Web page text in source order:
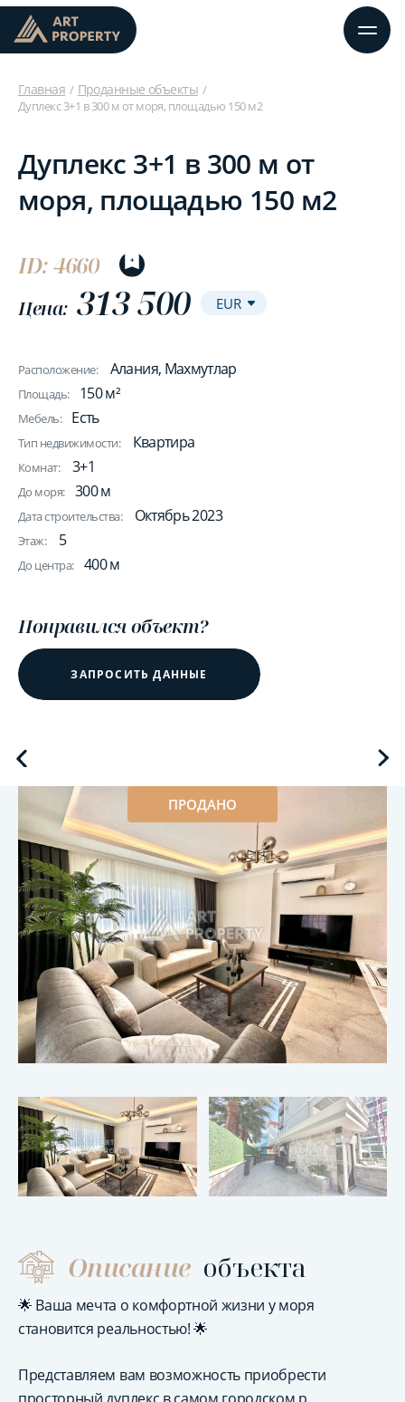
Главная Проданные объекты
Дуплекс 3+1 в 300 м от моря, площадью 150 м2
Дуплекс 3+1 в 300 м от
моря, площадью 150 м2
ID: 4660
Цена: 313 500
Расположение: Алания, Махмутлар
Площадь: 150 м²
Мебель: Есть
Тип недвижимости: Квартира
Комнат: 3+1
До моря: 300 м
Дата строительства: Октябрь 2023
Этаж: 5
До центра: 400 м
Понравился объект?
ЗАПРОСИТЬ ДАННЫЕ
ПРОДАНО
Описание объекта
🌟 Ваша мечта о комфортной жизни у моря
становится реальностью! 🌟
Представляем вам возможность приобрести